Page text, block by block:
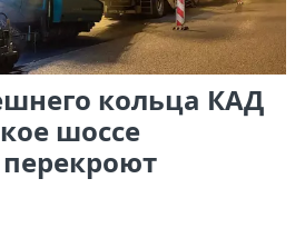
кольца КАД
шоссе